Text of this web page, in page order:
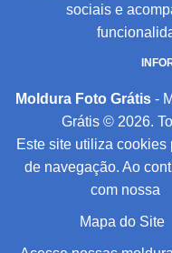
sociais e
Moldura Foto Grátis -
Grátis © 2026.
Este site utiliza
de navegação. Ao
com nossa
Mapa do Site